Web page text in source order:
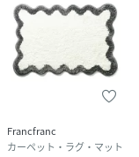
Francfranc
カーペット・ラグ・マット